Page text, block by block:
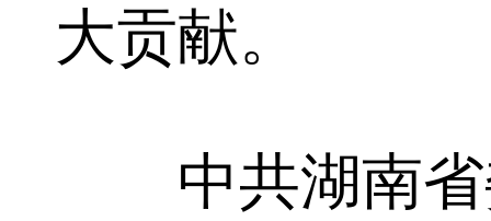
大贡献。
中共湖南省